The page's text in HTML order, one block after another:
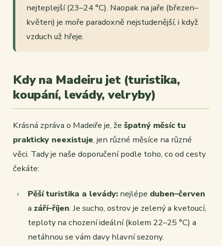
nejteplejší (23–24 °C). Naopak na jaře (březen–
květen) je moře paradoxně nejstudenější, i když
vzduch už hřeje.
Kdy na Madeiru jet (turistika,
koupání, levády, velryby)
Krásná zpráva o Madeiře je, že špatný měsíc tu
prakticky neexistuje, jen různé měsíce na různé
věci. Tady je naše doporučení podle toho, co od cesty
čekáte:
Pěší turistika a levády: nejlépe duben–červen
a září–říjen. Je sucho, ostrov je zelený a kvetoucí,
teploty na chození ideální (kolem 22–25 °C) a
netáhnou se vám davy hlavní sezony.